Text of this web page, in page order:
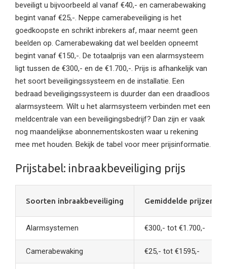
beveiligt u bijvoorbeeld al vanaf €40,- en camerabewaking
begint vanaf €25,-. Neppe camerabeveiliging is het
goedkoopste en schrikt inbrekers af, maar neemt geen
beelden op. Camerabewaking dat wel beelden opneemt
begint vanaf €150,-. De totaalprijs van een alarmsysteem
ligt tussen de €300,- en de €1.700,-. Prijs is afhankelijk van
het soort beveiligingssysteem en de installatie. Een
bedraad beveiligingssysteem is duurder dan een draadloos
alarmsysteem. Wilt u het alarmsysteem verbinden met een
meldcentrale van een beveiligingsbedrijf? Dan zijn er vaak
nog maandelijkse abonnementskosten waar u rekening
mee met houden. Bekijk de tabel voor meer prijsinformatie.
Prijstabel: inbraakbeveiliging prijs
Soorten inbraakbeveiliging Gemiddelde prijzen*
Alarmsystemen €300,- tot €1.700,-
Camerabewaking €25,- tot €1595,-